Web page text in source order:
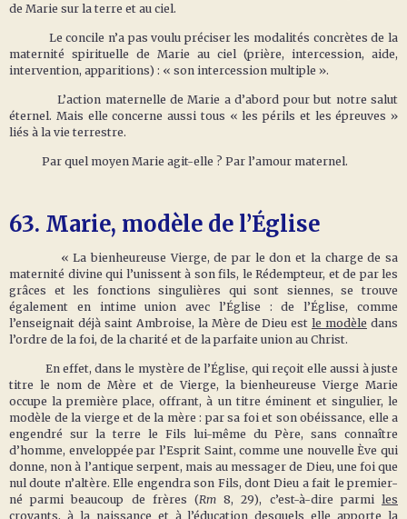
de Marie sur la terre et au ciel.
Le concile n’a pas voulu préciser les modalités concrètes de la
maternité spirituelle de Marie au ciel (prière, intercession, aide,
intervention, apparitions) : « son intercession multiple ».
L’action maternelle de Marie a d’abord pour but notre salut
éternel. Mais elle concerne aussi tous « les périls et les épreuves »
liés à la vie terrestre.
Par quel moyen Marie agit-elle ? Par l’amour maternel.
63. Marie, modèle de l’Église
« La bienheureuse Vierge, de par le don et la charge de sa
maternité divine qui l’unissent à son fils, le Rédempteur, et de par les
grâces et les fonctions singulières qui sont siennes, se trouve
également en intime union avec l’Église : de l’Église, comme
l’enseignait déjà saint Ambroise, la Mère de Dieu est le modèle dans
l’ordre de la foi, de la charité et de la parfaite union au Christ.
En effet, dans le mystère de l’Église, qui reçoit elle aussi à juste
titre le nom de Mère et de Vierge, la bienheureuse Vierge Marie
occupe la première place, offrant, à un titre éminent et singulier, le
modèle de la vierge et de la mère : par sa foi et son obéissance, elle a
engendré sur la terre le Fils lui-même du Père, sans connaître
d’homme, enveloppée par l’Esprit Saint, comme une nouvelle Ève qui
donne, non à l’antique serpent, mais au messager de Dieu, une foi que
nul doute n’altère. Elle engendra son Fils, dont Dieu a fait le premier-
né parmi beaucoup de frères (Rm 8, 29), c’est-à-dire parmi les
croyants, à la naissance et à l’éducation desquels elle apporte la